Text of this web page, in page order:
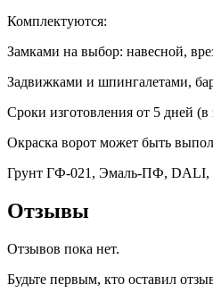
Комплектуются:
Замками на выбор: навесной,
Задвижками и шпингалетами,
Сроки изготовления от 5 дней
Окраска ворот может быть
Грунт ГФ-021, Эмаль-ПФ, DALI,
Отзывы
Отзывов пока нет.
Будьте первым, кто оставил